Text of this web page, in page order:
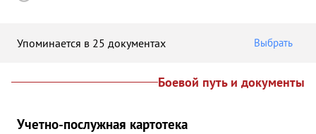
Упоминается в 25 документах Выбрать
Боевой путь и документы
Учетно-послужная картотека